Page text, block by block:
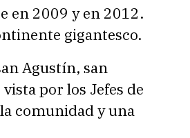
en 2009 y en 2012.
gigantesco.
Agustín, san
por los Jefes de
comunidad y una